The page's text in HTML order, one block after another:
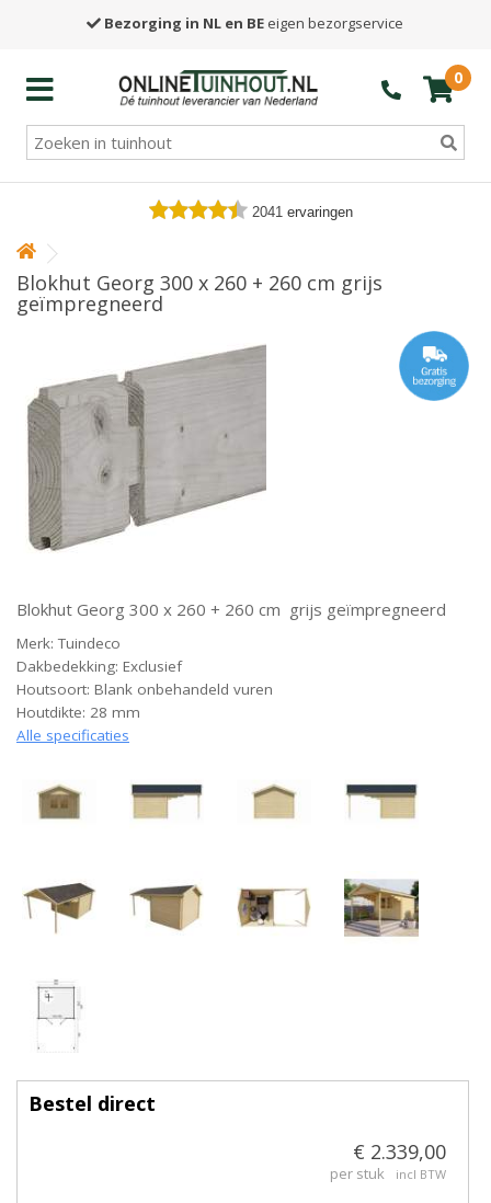
Bezorging in NL en BE eigen bezorgservice
0
2041 ervaringen
Blokhut Georg 300 x 260 + 260 cm grijs
geïmpregneerd
Blokhut Georg 300 x 260 + 260 cm grijs geïmpregneerd
Merk: Tuindeco
Dakbedekking: Exclusief
Houtsoort: Blank onbehandeld vuren
Houtdikte: 28 mm
Alle specificaties
Bestel direct
€ 2.339,00
per stuk incl BTW